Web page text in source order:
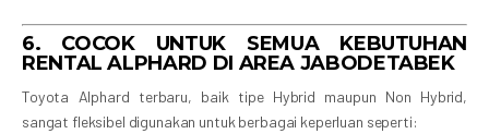
6. COCOK UNTUK SEMUA KEBUTUHAN
RENTAL ALPHARD DI AREA JABODETABEK
Toyota Alphard terbaru, baik tipe Hybrid maupun Non Hybrid,
sangat fleksibel digunakan untuk berbagai keperluan seperti: